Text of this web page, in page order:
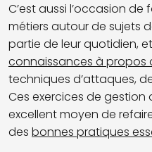
C’est aussi l’occasion
métiers autour de sujets
partie de leur quotidien,
connaissances à propos
techniques d’attaques,
Ces exercices de gestion
excellent moyen de
des bonnes pratiques